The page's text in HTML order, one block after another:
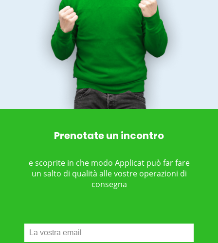
Prenotate un incontro
e scoprite in che modo Applicat può far fare
un salto di qualità alle vostre operazioni di
consegna